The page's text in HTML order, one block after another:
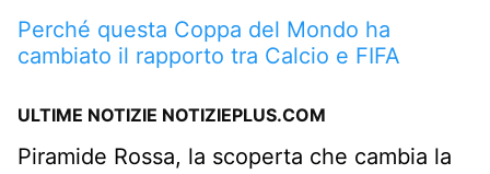
Perché questa Coppa del Mondo ha
cambiato il rapporto tra Calcio e FIFA
ULTIME NOTIZIE NOTIZIEPLUS.COM
Piramide Rossa, la scoperta che cambia la